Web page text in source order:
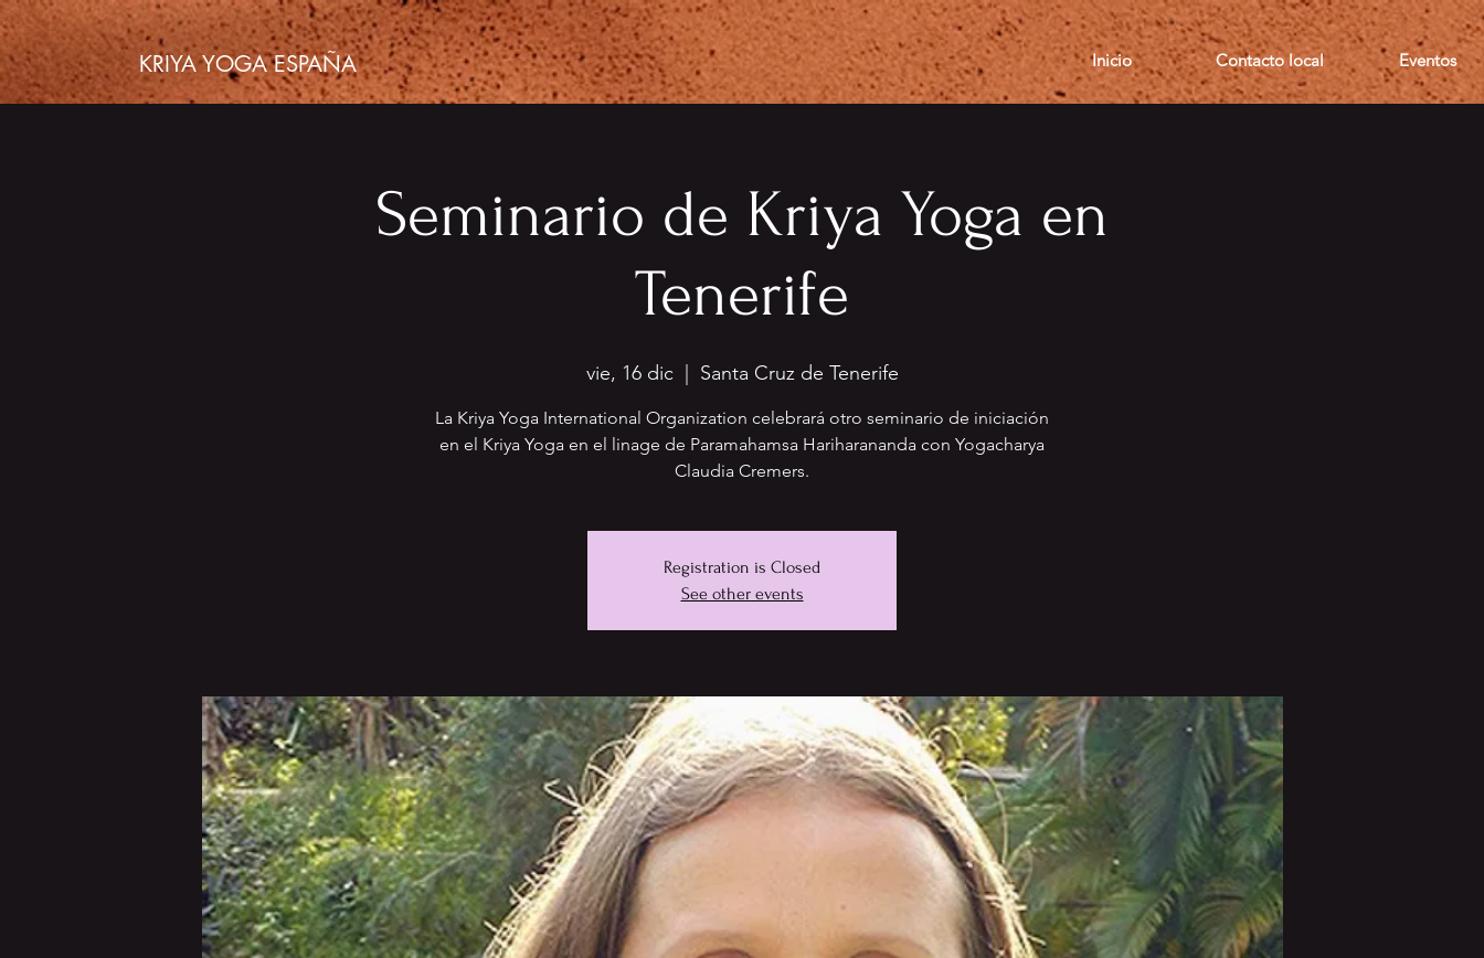
KRIYA YOGA ESPAÑA Inicio Contacto local Eventos
Seminario de Kriya Yoga en
Tenerife
vie, 16 dic
  |
Santa Cruz de Tenerife
La Kriya Yoga International Organization celebrará otro seminario de iniciación
en el Kriya Yoga en el linage de Paramahamsa Hariharananda con Yogacharya
Claudia Cremers.
Registration is Closed
See other events